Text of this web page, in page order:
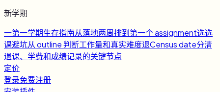
新学期
一第一学期生存指南从落地两周排到第一个 assignment选选
课避坑从 outline 判断工作量和真实难度退Census date分清
退课、学费和成绩记录的关键节点
定价
登录免费注册